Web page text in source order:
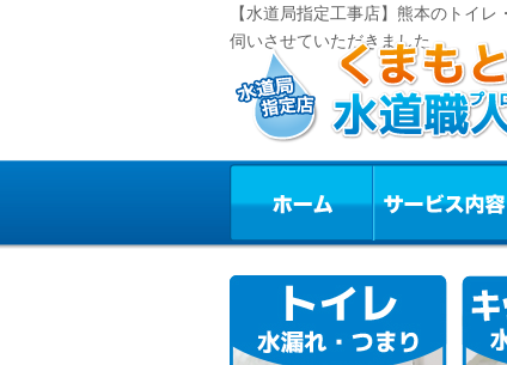
【水道局指定工事店】熊本のトイ
伺いさせていただきました